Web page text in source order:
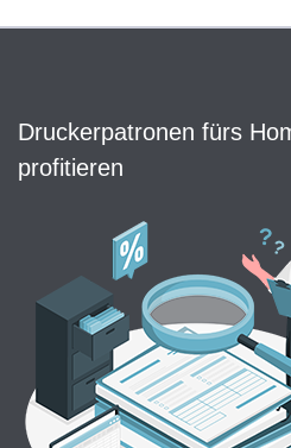
Druckerpatronen fürs
profitieren